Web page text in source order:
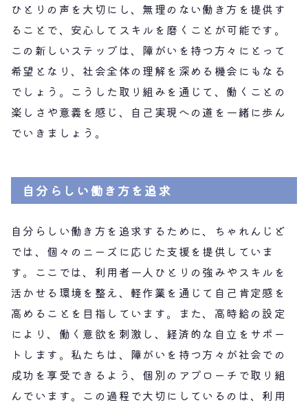
ひとりの声を大切にし、無理のない働き方を提供す
ることで、安心してスキルを磨くことが可能です。
この新しいステップは、障がいを持つ方々にとって
希望となり、社会全体の理解を深める機会にもなる
でしょう。こうした取り組みを通じて、働くことの
楽しさや意義を感じ、自己実現への道を一緒に歩ん
でいきましょう。
自分らしい働き方を追求
自分らしい働き方を追求するために、ちゃれんじど
では、個々のニーズに応じた支援を提供していま
す。ここでは、利用者一人ひとりの強みやスキルを
活かせる環境を整え、軽作業を通じて自己肯定感を
高めることを目指しています。また、高時給の設定
により、働く意欲を刺激し、経済的な自立をサポー
トします。私たちは、障がいを持つ方々が社会での
成功を享受できるよう、個別のアプローチで取り組
んでいます。この過程で大切にしているのは、利用